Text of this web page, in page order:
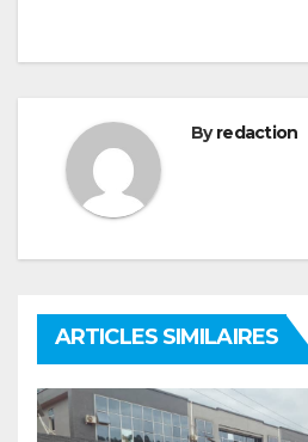
Byredaction
ARTICLES SIMILAIRES